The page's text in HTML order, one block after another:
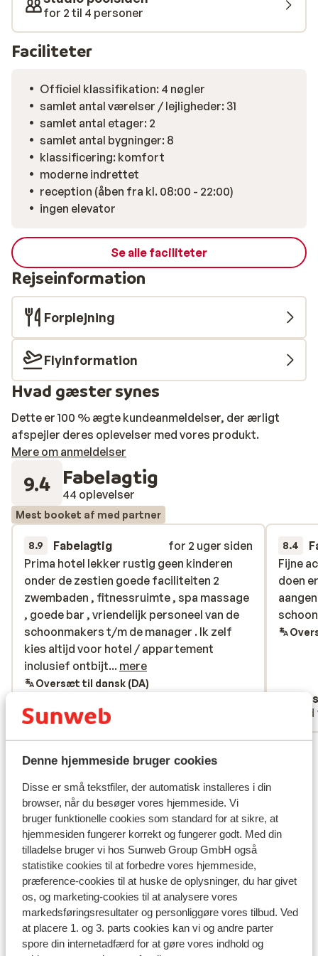
Denne hjemmeside bruger cookies
Disse er små tekstfiler, der automatisk installeres i din
browser, når du besøger vores hjemmeside. Vi
bruger funktionelle cookies som standard for at sikre, at
hjemmesiden fungerer korrekt og fungerer godt. Med din
tilladelse bruger vi hos Sunweb Group GmbH også
statistike cookies til at forbedre vores hjemmeside,
præference-cookies til at huske de oplysninger, du har givet
os, og marketing-cookies til at analysere vores
markedsføringsresultater og personliggøre vores tilbud. Ved
at placere 1. og 3. parts cookies kan vi og andre parter
spore din internetadfærd for at gøre vores indhold og
restauranter. Bor du i lejlighed er der mulighed for at
tilberede lette retter. Vi anbefaler Lejlighedshotel
tilbringe sin ferie i en lille perle, midt i centrum og i
for 2 til 4 personer
Faciliteter
Officiel klassifikation: 4 nøgler
samlet antal værelser / lejligheder: 31
samlet antal etager: 2
samlet antal bygninger: 8
klassificering: komfort
moderne indrettet
reception (åben fra kl. 08:00 - 22:00)
ingen elevator
Se alle faciliteter
Rejseinformation
Forplejning
Flyinformation
Hvad gæster synes
Dette er 100 % ægte kundeanmeldelser, der ærligt
afspejler deres oplevelser med vores produkt.
Mere om anmeldelser
9.4 Fabelagtig
44 oplevelser
Mest booket af med partner
8.9 Fabelagtig
for 2 uger siden
Prima hotel lekker rustig geen kinderen
onder de zestien goede faciliteiten 2
zwembaden , fitnessruimte , spa massage
, goede bar , vriendelijk personeel van de
schoonmakers t/m de manager . Ik zelf
kies altijd voor hotel / appartement
inclusief ontbijt ( prijs wat hoger maken
voor inclusief ontbijt ) vindt ik heel prettig
centrum zat wat ook perfect is . Strand is
ochtend.
Prima hotel lekker rustig geen kinderen
onder de zestien goede faciliteiten 2
zwembaden , fitnessruimte , spa massage
, goede bar , vriendelijk personeel van de
schoonmakers t/m de manager . Ik zelf
kies altijd voor hotel / appartement
inclusief ontbijt... mere
Oversæt til dansk (DA)
Med partner
8.4
Fijne
doen
Fijne
doen
Lokation
Se på kort
I området